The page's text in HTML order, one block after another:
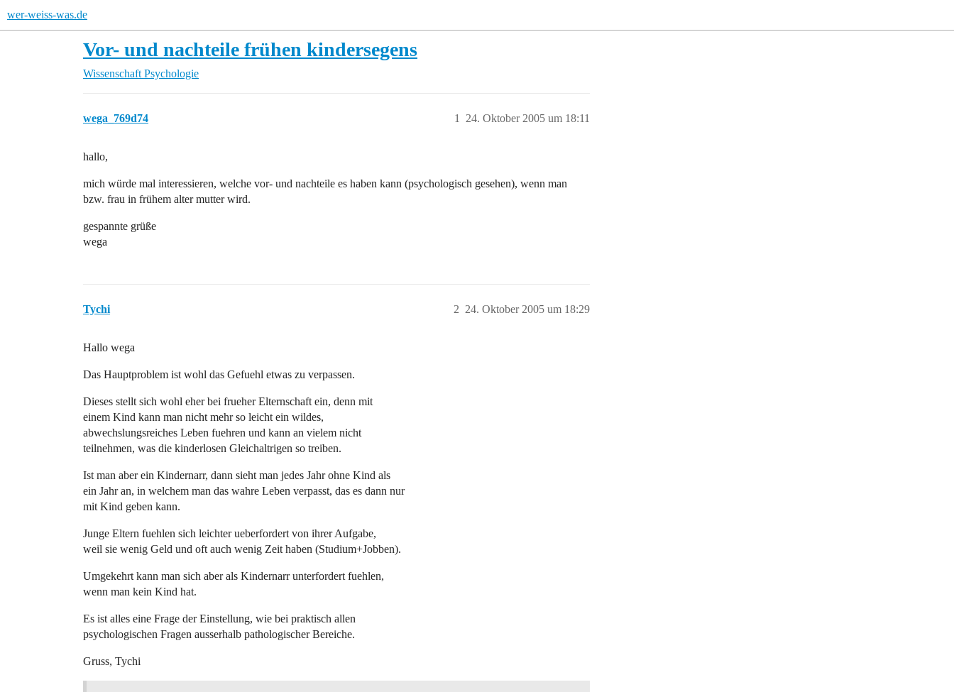
wer-weiss-was.de
Vor- und nachteile frühen kindersegens
Wissenschaft Psychologie
wega_769d74 24. Oktober 2005 um 18:11
1
hallo,
mich würde mal interessieren, welche vor- und nachteile es haben kann (psychologisch gesehen), wenn man
bzw. frau in frühem alter mutter wird.
gespannte grüße
wega
Tychi 24. Oktober 2005 um 18:29
2
Hallo wega
Das Hauptproblem ist wohl das Gefuehl etwas zu verpassen.
Dieses stellt sich wohl eher bei frueher Elternschaft ein, denn mit
einem Kind kann man nicht mehr so leicht ein wildes,
abwechslungsreiches Leben fuehren und kann an vielem nicht
teilnehmen, was die kinderlosen Gleichaltrigen so treiben.
Ist man aber ein Kindernarr, dann sieht man jedes Jahr ohne Kind als
ein Jahr an, in welchem man das wahre Leben verpasst, das es dann nur
mit Kind geben kann.
Junge Eltern fuehlen sich leichter ueberfordert von ihrer Aufgabe,
weil sie wenig Geld und oft auch wenig Zeit haben (Studium+Jobben).
Umgekehrt kann man sich aber als Kindernarr unterfordert fuehlen,
wenn man kein Kind hat.
Es ist alles eine Frage der Einstellung, wie bei praktisch allen
psychologischen Fragen ausserhalb pathologischer Bereiche.
Gruss, Tychi